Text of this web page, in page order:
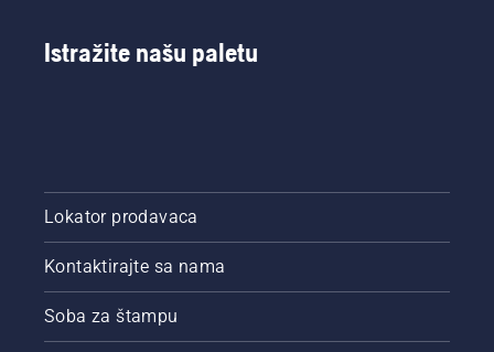
za
prašnjave
Istražite našu paletu
Lokator prodavaca
Kontaktirajte sa nama
Soba za štampu